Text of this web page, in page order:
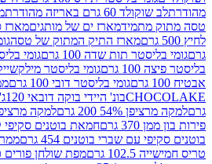
60 גרם באריזה מהודרת
מארז טסה
מארז ים של מותגיםמארז סירת
מארז התיק המתוק של טסה
תות שדה 100 גרם
גומי בליסטר עכביש 100 גרם
גרם
גומי בליסטר מילקשייק 100 גרם
גומי בליסטר דובי 100 גרם
בונ' היידי בוקה דובאי 120ג'
200 גרם
למקה מרציפן 38% 200 גרם
גרם
חמאת בוטנים סקיפי קלאסי 454 גרם
עם שברי בוטנים 454 גרם
ממרח נוטלה 400 גרם
גרם
מפת שולחן פורים כ 274*137 סמ ניילון